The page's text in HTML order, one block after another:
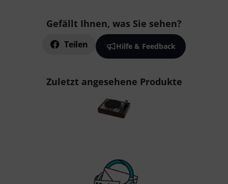
Gefällt Ihnen, was Sie sehen?
Teilen Hilfe & Feedback
Zuletzt angesehene Produkte